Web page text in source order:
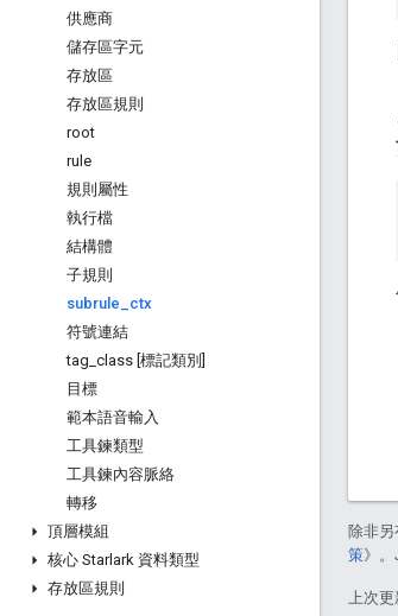
供應商
儲存區字元
存放區
存放區規則
root
rule
規則屬性
執行檔
結構體
子規則
subrule
ctx
符號連結
tag class [標記類別]
目標
範本語音輸入
工具鍊類型
工具鍊內容脈絡
轉移
頂層模組
核心 Starlark 資料類型
存放區規則
除非
策》。
上次更